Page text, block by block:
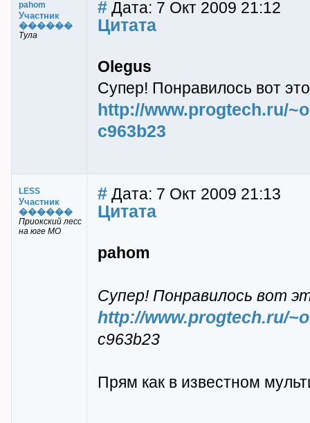
pahom
Участник
������
Тула
# Дата: 7 Окт 2009 21:12
Цитата
Olegus
Супер! Понравилось вот это
http://www.progtech.ru/
c963b23
LESS
Участник
������
Приокский лесс
на юге МО
# Дата: 7 Окт 2009 21:13
Цитата
pahom
Супер! Понравилось вот
http://www.progtech.ru/
c963b23
Прям как в известном